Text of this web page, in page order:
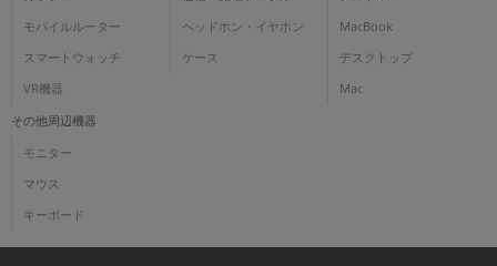
モバイルルーター
スマートウォッチ
VR機器
ヘッドホン・イヤホン
ケース
MacBook
デスクトップ
Mac
その他周辺機器
モニター
マウス
キーボード